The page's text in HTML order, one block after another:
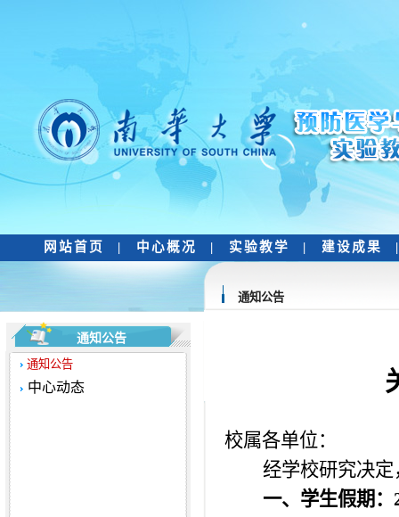
网站首页 | 中心概况 | 实验教学 | 建设成果 |
通知公告
通知公告
通知公告
中心动态
校属各单位：
经学校研究决定
一、学生假期：